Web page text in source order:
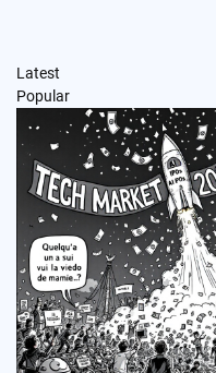
Latest
Popular